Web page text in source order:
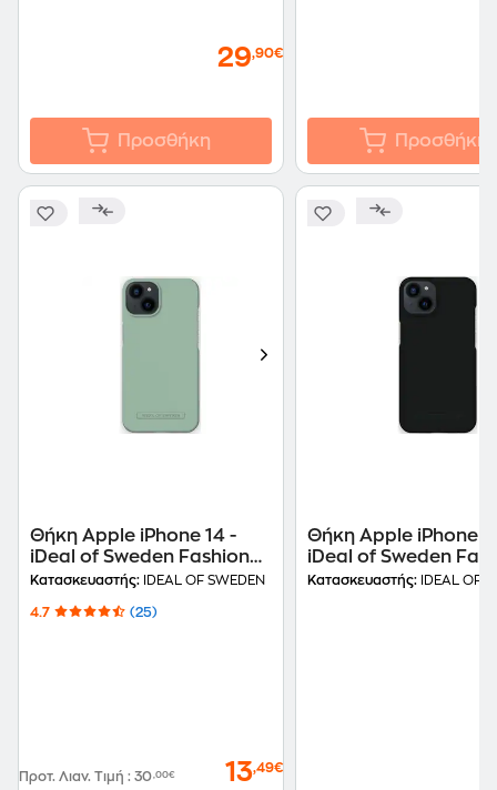
29,90€
Προσθήκη Προσθήκη
Θήκη Apple iPhone 14 -
iDeal of Sweden Fashion
Seamless - Sage Green
Κατασκευαστής: IDEAL OF SWEDEN
4.7 (25)
Προτ. Λιαν. Τιμή : 30,00€ 13,49€
Θήκη Apple iPhone
iDeal of Sweden
Seamless - Coal
Κατασκευαστής: IDEAL OF